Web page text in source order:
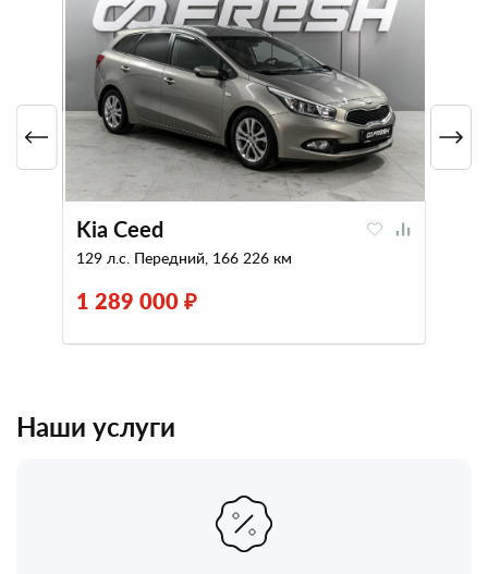
Kia Ceed
129 л.с. Передний, 166 226 км
1 289 000 ₽
Наши услуги